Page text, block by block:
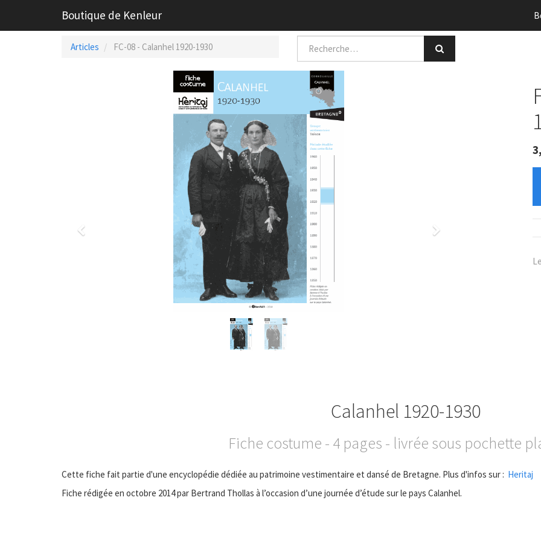
Boutique de Kenleur
Articles FC-08 - Calanhel 1920-1930
Next
Calanhel 1920-1930
Fiche costume - 4 pages - livrée sous pochette
Cette fiche fait partie d'une encyclopédie dédiée au patrimoine vestimentaire et dansé de Bretagne. Plus d'infos sur : Heritaj
Fiche rédigée en octobre 2014 par Bertrand Thollas à l’occasion d’une journée d’étude sur le pays Calanhel.